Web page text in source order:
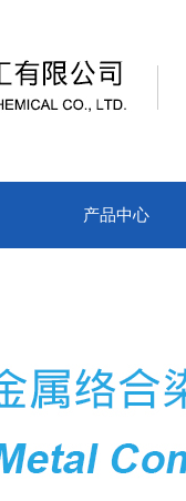
产品中心